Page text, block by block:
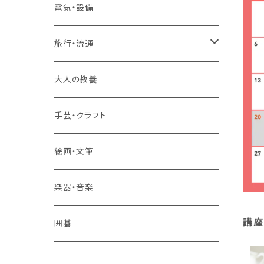
講
2コースまとめて受講
大卒公務員受験対策講座
TOEIC®L&Rテスト対策講座
その他 語学
電気・設備
旅行・流通
旅行業務取扱管理者講座
その他 旅行・流通
大人の教養
手芸・クラフト
絵画・文筆
楽器・音楽
囲碁